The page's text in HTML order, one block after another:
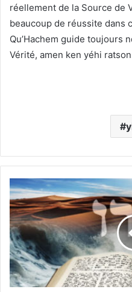
réellement de la Source de
beaucoup de réussite dans
Qu’Hachem guide toujours
Vérité, amen ken yéhi